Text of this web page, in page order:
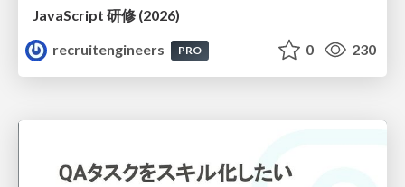
JavaScript 研修 (2026)
recruitengineers
PRO 0 230